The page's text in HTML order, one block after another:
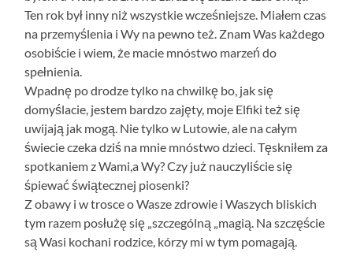
Ten rok był inny niż wszystkie wcześniejsze. Miałem czas
na przemyślenia i Wy na pewno też. Znam Was każdego
osobiście i wiem, że macie mnóstwo marzeń do
spełnienia.
Wpadnę po drodze tylko na chwilkę bo, jak się
domyślacie, jestem bardzo zajęty, moje Elfiki też się
uwijają jak mogą. Nie tylko w Lutowie, ale na całym
świecie czeka dziś na mnie mnóstwo dzieci. Tęskniłem za
spotkaniem z Wami,a Wy? Czy już nauczyliście się
śpiewać świątecznej piosenki?
Z obawy i w trosce o Wasze zdrowie i Waszych bliskich
tym razem posłużę się „szczególną „magią. Na szczęście
są Wasi kochani rodzice, kórzy mi w tym pomagają.